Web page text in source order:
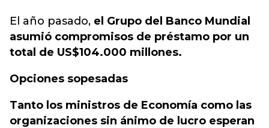
El año pasado, el Grupo del Banco Mundial
asumió compromisos de préstamo por un
total de US$104.000 millones.
Opciones sopesadas
Tanto los ministros de Economía como las
organizaciones sin ánimo de lucro esperan